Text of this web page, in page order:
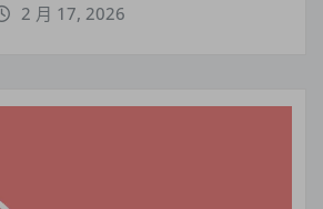
2 月 17, 2026